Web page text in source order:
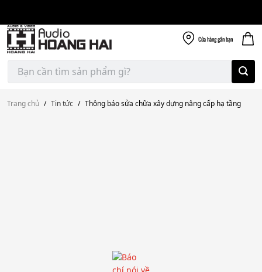
content
Cửa hànggần bạn
Tìm
kiếm:
Trang chủ / Tin tức / Thông báo sửa chữa xây dựng nâng cấp hạ tầng